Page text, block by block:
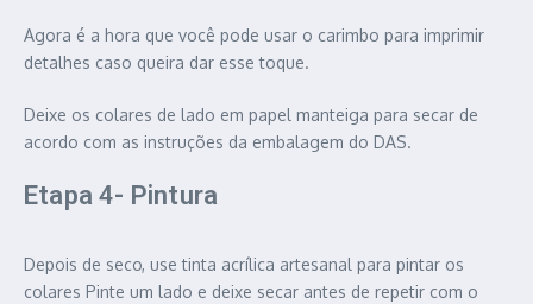
Agora é a hora que você pode usar o carimbo para imprimir
detalhes caso queira dar esse toque.
Deixe os colares de lado em papel manteiga para secar de
acordo com as instruções da embalagem do DAS.
Etapa 4- Pintura
Depois de seco, use tinta acrílica artesanal para pintar os
colares Pinte um lado e deixe secar antes de repetir com o